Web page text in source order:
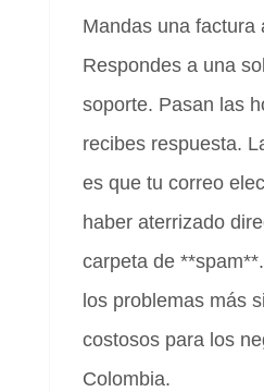
Mandas una factura
Respondes a una
soporte. Pasan las
recibes respuesta.
es que tu correo
haber aterrizado
carpeta de
los problemas más
costosos para los
Colombia.